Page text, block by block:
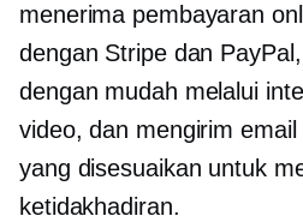
menerima pembayaran
dengan Stripe dan
dengan mudah melalui
video, dan mengirim
yang disesuaikan untuk
ketidakhadiran.